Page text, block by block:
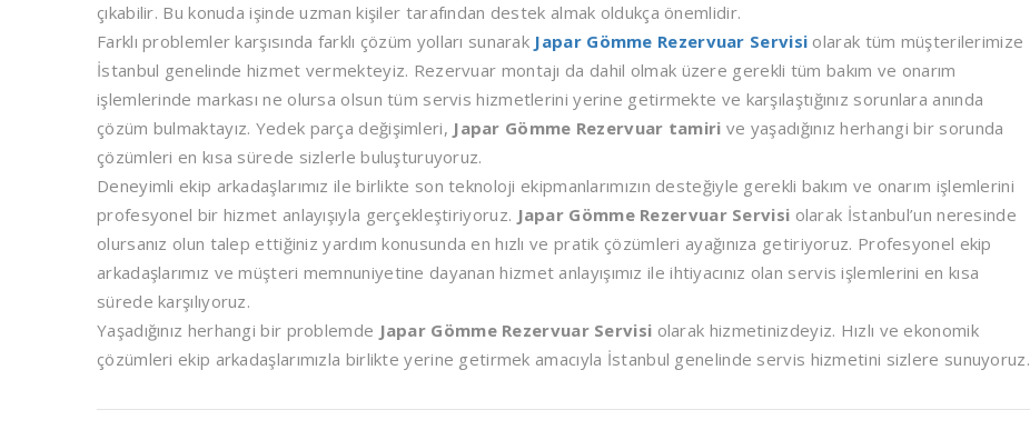
çıkabilir. Bu konuda işinde uzman kişiler tarafından destek almak oldukça önemlidir.
Farklı problemler karşısında farklı çözüm yolları sunarak Japar Gömme Rezervuar Servisi olarak tüm müşterilerimize
İstanbul genelinde hizmet vermekteyiz. Rezervuar montajı da dahil olmak üzere gerekli tüm bakım ve onarım
işlemlerinde markası ne olursa olsun tüm servis hizmetlerini yerine getirmekte ve karşılaştığınız sorunlara anında
çözüm bulmaktayız. Yedek parça değişimleri, Japar Gömme Rezervuar tamiri ve yaşadığınız herhangi bir sorunda
çözümleri en kısa sürede sizlerle buluşturuyoruz.
Deneyimli ekip arkadaşlarımız ile birlikte son teknoloji ekipmanlarımızın desteğiyle gerekli bakım ve onarım işlemlerini
profesyonel bir hizmet anlayışıyla gerçekleştiriyoruz. Japar Gömme Rezervuar Servisi olarak İstanbul’un neresinde
olursanız olun talep ettiğiniz yardım konusunda en hızlı ve pratik çözümleri ayağınıza getiriyoruz. Profesyonel ekip
arkadaşlarımız ve müşteri memnuniyetine dayanan hizmet anlayışımız ile ihtiyacınız olan servis işlemlerini en kısa
sürede karşılıyoruz.
Yaşadığınız herhangi bir problemde Japar Gömme Rezervuar Servisi olarak hizmetinizdeyiz. Hızlı ve ekonomik
çözümleri ekip arkadaşlarımızla birlikte yerine getirmek amacıyla İstanbul genelinde servis hizmetini sizlere sunuyoruz.